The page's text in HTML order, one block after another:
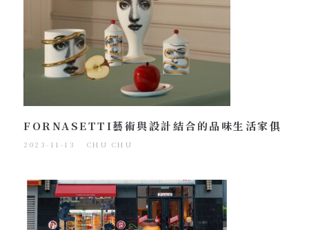
FORNASETTI藝術與設計結合的品味生活家俱
2023-11-13 CHU CHU